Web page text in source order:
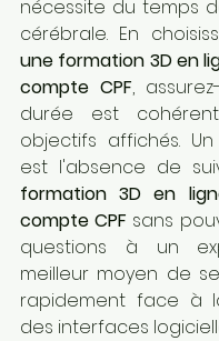
nécessite du temps
cérébrale. En
une formation 3D en
compte CPF,
durée est
objectifs affichés.
est l'absence de
formation 3D en
compte CPF sans
questions à un
meilleur moyen de
rapidement face à
des interfaces